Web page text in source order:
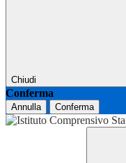
Chiudi
Conferma
Annulla Conferma